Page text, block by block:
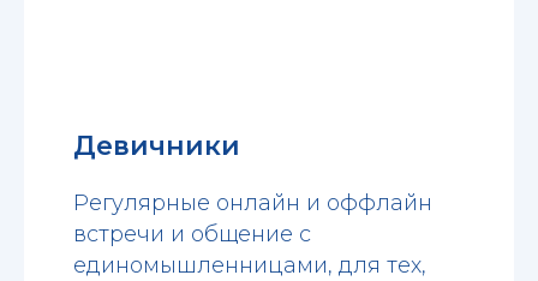
Девичники
Регулярные онлайн и оффлайн
встречи и общение с
единомышленницами, для тех,